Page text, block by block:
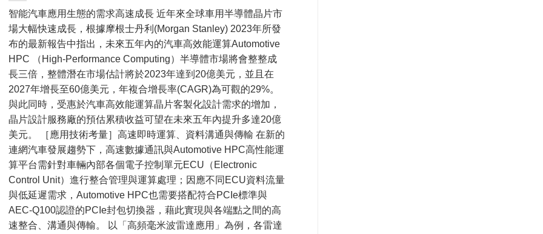
智能汽車應用生態的需求高速成長 近年來全球車用半導體晶片市
場大幅快速成長，根據摩根士丹利(Morgan Stanley) 2023年所發
布的最新報告中指出，未來五年內的汽車高效能運算Automotive
HPC （High-Performance Computing）半導體市場將會整整成
長三倍，整體潛在市場估計將於2023年達到20億美元，並且在
2027年增長至60億美元，年複合增長率(CAGR)為可觀的29%。
與此同時，受惠於汽車高效能運算晶片客製化設計需求的增加，
晶片設計服務廠的預估累積收益可望在未來五年內提升多達20億
美元。 ［應用技術考量］高速即時運算、資料溝通與傳輸 在新的
連網汽車發展趨勢下，高速數據通訊與Automotive HPC高性能運
算平台需針對車輛內部各個電子控制單元ECU（Electronic
Control Unit）進行整合管理與運算處理；因應不同ECU資料流量
與低延遲需求，Automotive HPC也需要搭配符合PCIe標準與
AEC-Q100認證的PCIe封包切換器，藉此實現與各端點之間的高
速整合、溝通與傳輸。 以「高頻毫米波雷達應用」為例，各雷達